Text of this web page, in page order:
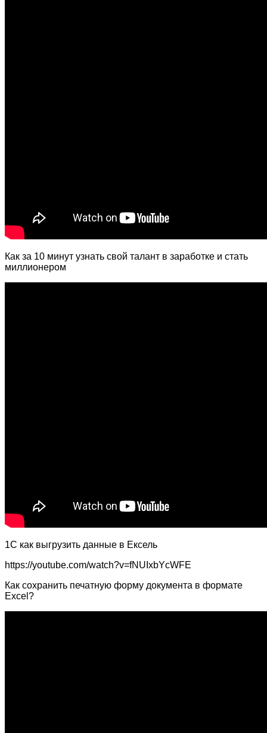
Как за 10 минут узнать свой талант в заработке и стать
миллионером
1С как выгрузить данные в Ексель
https://youtube.com/watch?v=fNUIxbYcWFE
Как сохранить печатную форму документа в формате
Excel?